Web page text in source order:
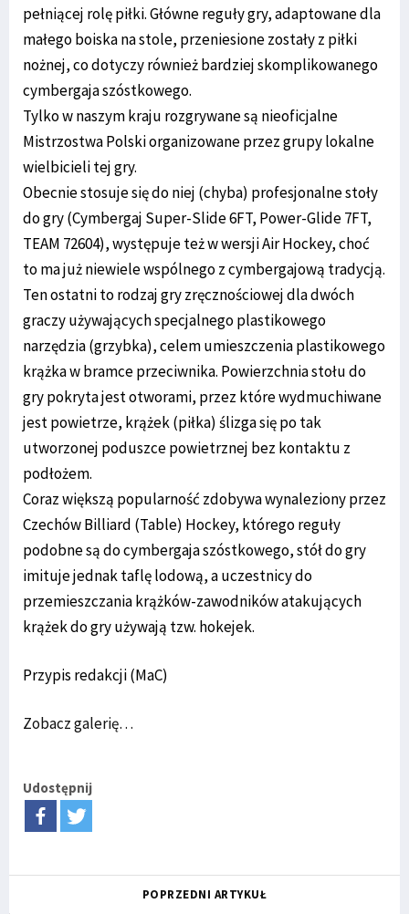
pełniącej rolę piłki. Główne reguły gry, adaptowane dla
małego boiska na stole, przeniesione zostały z piłki
nożnej, co dotyczy również bardziej skomplikowanego
cymbergaja szóstkowego.
Tylko w naszym kraju rozgrywane są nieoficjalne
Mistrzostwa Polski organizowane przez grupy lokalne
wielbicieli tej gry.
Obecnie stosuje się do niej (chyba) profesjonalne stoły
do gry (Cymbergaj Super-Slide 6FT, Power-Glide 7FT,
TEAM 72604), występuje też w wersji Air Hockey, choć
to ma już niewiele wspólnego z cymbergajową tradycją.
Ten ostatni to rodzaj gry zręcznościowej dla dwóch
graczy używających specjalnego plastikowego
narzędzia (grzybka), celem umieszczenia plastikowego
krążka w bramce przeciwnika. Powierzchnia stołu do
gry pokryta jest otworami, przez które wydmuchiwane
jest powietrze, krążek (piłka) ślizga się po tak
utworzonej poduszce powietrznej bez kontaktu z
podłożem.
Coraz większą popularność zdobywa wynaleziony przez
Czechów Billiard (Table) Hockey, którego reguły
podobne są do cymbergaja szóstkowego, stół do gry
imituje jednak taflę lodową, a uczestnicy do
przemieszczania krążków-zawodników atakujących
krążek do gry używają tzw. hokejek.
Przypis redakcji (MaC)
Zobacz galerię…
Udostępnij
POPRZEDNI ARTYKUŁ